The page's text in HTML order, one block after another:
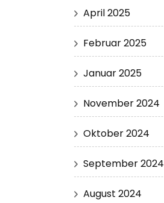
April 2025
Februar 2025
Januar 2025
November 2024
Oktober 2024
September 2024
August 2024